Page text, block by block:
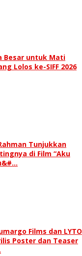
Besar untuk Mati
Lolos ke-SIFF 2026
Tunjukkan
di Film “Aku
Films dan LYTO
Poster dan Teaser